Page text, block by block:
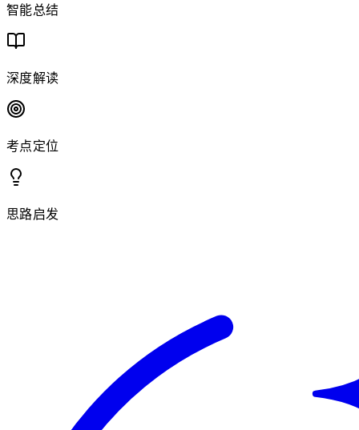
智能总结
深度解读
考点定位
思路启发